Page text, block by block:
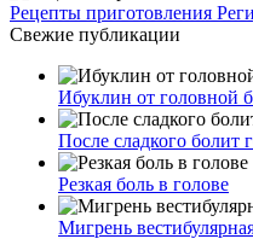
Рецепты приготовления
Свежие публикации
Ибуклин от головной
После сладкого болит
Резкая боль в голове
Мигрень